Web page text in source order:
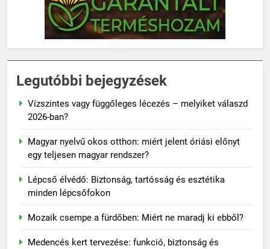
Legutóbbi bejegyzések
Vízszintes vagy függőleges lécezés – melyiket válaszd
2026-ban?
Magyar nyelvű okos otthon: miért jelent óriási előnyt
egy teljesen magyar rendszer?
Lépcső élvédő: Biztonság, tartósság és esztétika
minden lépcsőfokon
Mozaik csempe a fürdőben: Miért ne maradj ki ebből?
Medencés kert tervezése: funkció, biztonság és